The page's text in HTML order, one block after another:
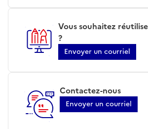
Vous souhaitez
?
Envoyer un courriel
Contactez-nous
Envoyer un courriel